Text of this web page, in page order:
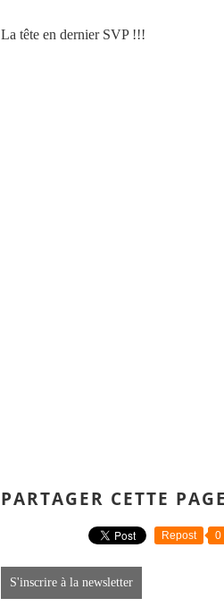
La tête en dernier SVP !!!
PARTAGER CETTE PAGE
Repost 0
S'inscrire à la newsletter